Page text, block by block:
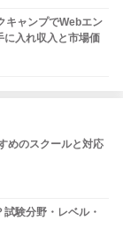
キャンプでWebエン
に入れ収入と市場価
めのスクールと対応
験分野・レベル・